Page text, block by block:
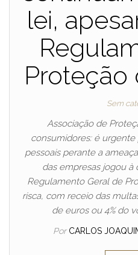
lei,
Proteção
Sem
Associação de
consumidores: é
pessoais perante a
das empresas jogou
Regulamento Geral de
risca, com receio das
de euros ou 4% do
Por CARLOS